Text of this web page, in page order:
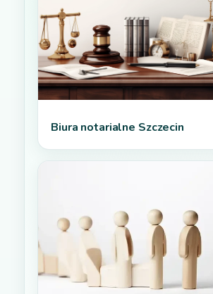
Biura notarialne Szczecin